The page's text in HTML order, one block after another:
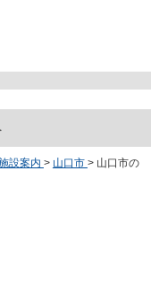
設案内 > 山口市 > 山口市の